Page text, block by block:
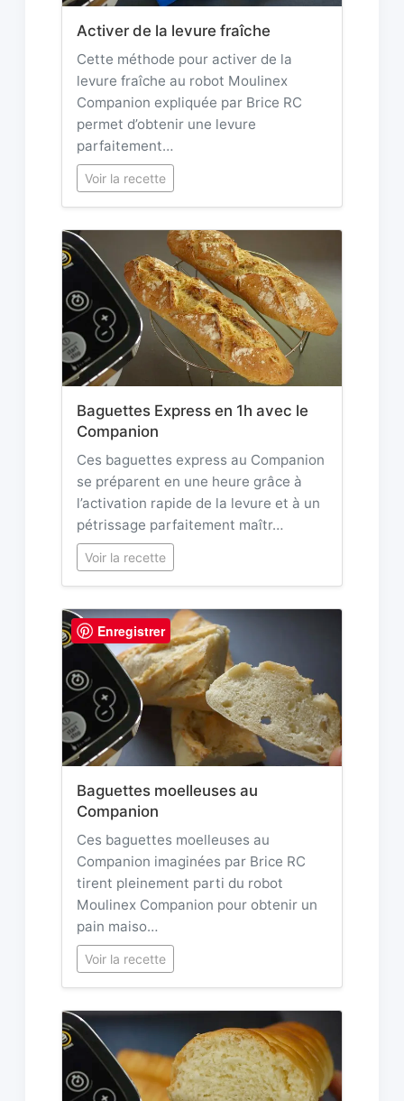
Activer de la levure fraîche
Cette méthode pour activer de la
levure fraîche au robot Moulinex
Companion expliquée par Brice RC
permet d’obtenir une levure
parfaitement…
Voir la recette
Baguettes Express en 1h avec le
Companion
Ces baguettes express au Companion
se préparent en une heure grâce à
l’activation rapide de la levure et à un
pétrissage parfaitement maîtr…
Voir la recette
Baguettes moelleuses au
Companion
Ces baguettes moelleuses au
Companion imaginées par Brice RC
tirent pleinement parti du robot
Moulinex Companion pour obtenir un
pain maiso…
Voir la recette
Enregistrer